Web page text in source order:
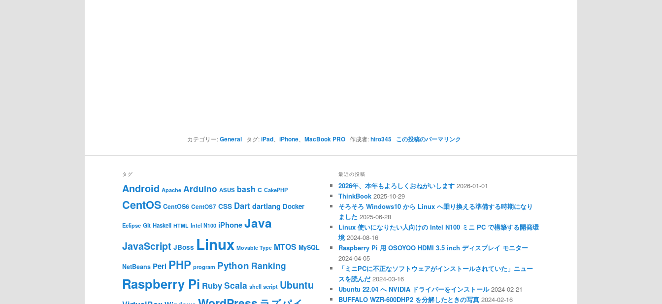
カテゴリー:Generalタグ:iPad、 iPhone、 MacBook PRO作成者:hiro345 この投稿のパーマリンク
タグ
Android Apache Arduino ASUS bash C CakePHP
CentOS CentOS6 CentOS7 CSS Dart dartlang Docker
Eclipse Git Haskell HTML Intel N100 iPhoneJava
JavaScript JBoss Linux Movable Type MTOS MySQL
NetBeans Perl PHP program Python Ranking
Raspberry Pi RubyScala shell script Ubuntu
最近の投稿
2026年、本年もよろしくおねがいします 2026-01-01
ThinkBook 2025-10-29
そろそろ Windows10 から Linux へ乗り換える準備する時期になり
ました 2025-06-28
Linux 使いになりたい人向けの Intel N100 ミニ PC で構築する開発環
境 2024-08-16
Raspberry Pi 用 OSOYOO HDMI 3.5 inch ディスプレイ モニター
2024-04-05
「ミニPCに不正なソフトウェアがインストールされていた」ニュー
スを読んだ 2024-03-16
Ubuntu 22.04 へ NVIDIA ドライバーをインストール 2024-02-21
BUFFALO WZR-600DHP2 を分解したときの写真 2024-02-16